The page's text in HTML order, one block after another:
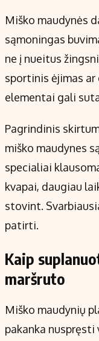
Miško maudynės
sąmoningas
ne į nueitus
sportinis ėjimas ar
elementai gali
Pagrindinis
miško maudynes
specialiai
kvapai, daugiau
stovint.
patirti.
Kaip
maršruto
Miško maudynių
pakanka